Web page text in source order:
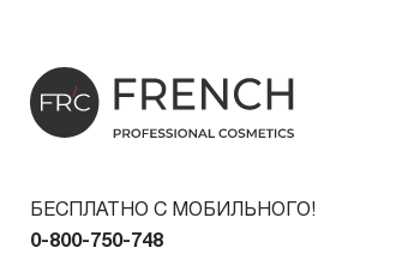
БЕСПЛАТНО С МОБИЛЬНОГО!
0-800-750-748